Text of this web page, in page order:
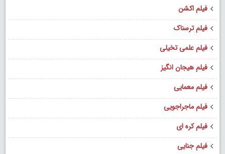
فیلم اکشن
فیلم ترسناک
فیلم علمی تخیلی
فیلم هیجان انگیز
فیلم معمایی
فیلم ماجراجویی
فیلم کره ای
فیلم جنایی